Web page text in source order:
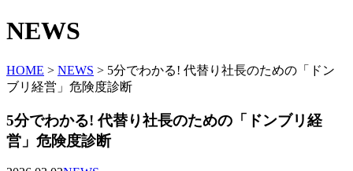
NEWS
HOME > NEWS > 5分でわかる! 代替り社長のための「ドン
ブリ経営」危険度診断
5分でわかる! 代替り社長のための「ドンブリ経
営」危険度診断